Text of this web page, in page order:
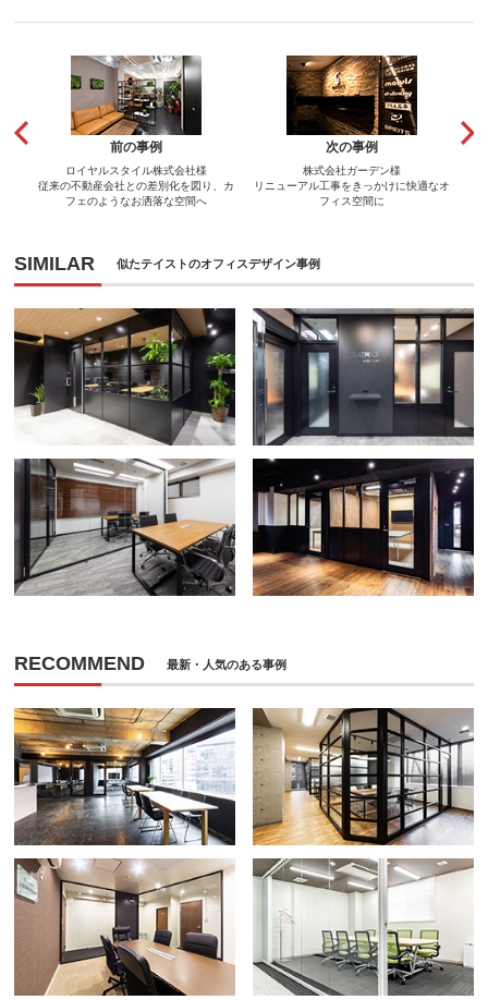
前の事例
ロイヤルスタイル株式会社様
従来の不動産会社との差別化を図り、カ
フェのようなお洒落な空間へ
次の事例
株式会社ガーデン様
リニューアル工事をきっかけに快適なオ
フィス空間に
SIMILAR 似たテイストのオフィスデザイン事例
RECOMMEND 最新・人気のある事例